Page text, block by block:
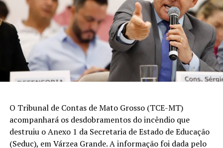
O Tribunal de Contas de Mato Grosso (TCE-MT)
acompanhará os desdobramentos do incêndio que
destruiu o Anexo 1 da Secretaria de Estado de Educação
(Seduc), em Várzea Grande. A informação foi dada pelo